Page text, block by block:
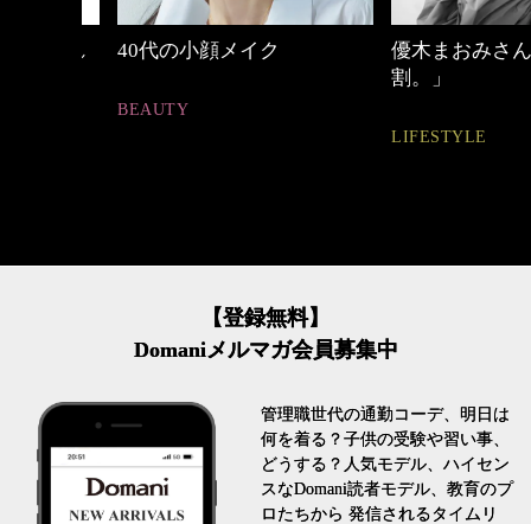
40代の小顔メイク
BEAUTY
優木まおみさん「
割。」
LIFESTYLE
【登録無料】
Domaniメルマガ会員募集中
管理職世代の通勤コーデ、明日は
何を着る？子供の受験や習い事、
どうする？人気モデル、ハイセン
スなDomani読者モデル、教育のプ
ロたちから 発信されるタイムリ